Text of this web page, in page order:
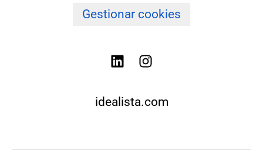
Gestionar cookies
idealista.com